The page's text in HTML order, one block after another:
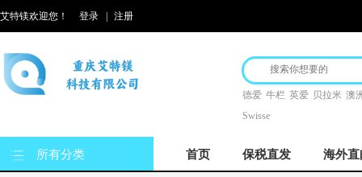
艾特镁欢迎您！ 登录 注册
德爱 牛栏 英爱 贝拉米 澳
Swisse
所有分类 首页 保税直发 海外直